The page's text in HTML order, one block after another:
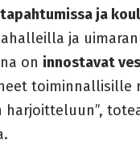
ja
ja
on innostavat
toiminnallisille